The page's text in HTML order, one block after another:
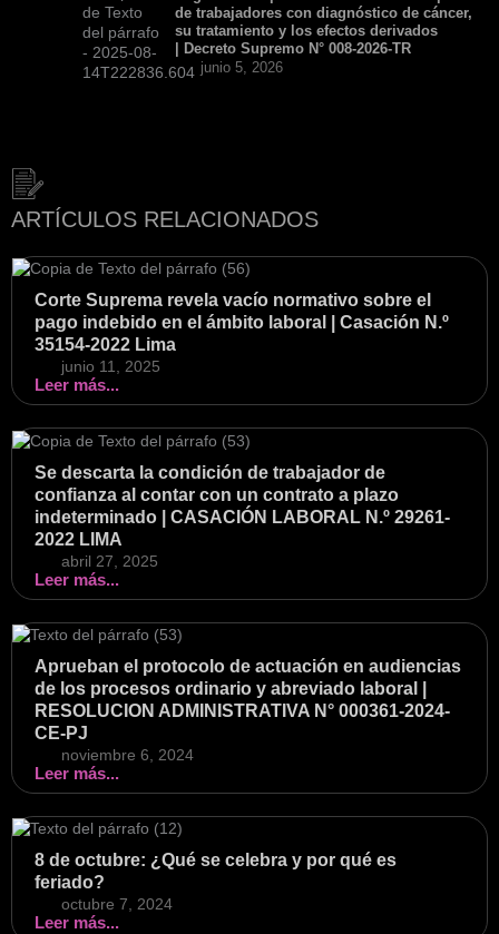
de trabajadores con diagnóstico de cáncer,
su tratamiento y los efectos derivados
| Decreto Supremo N° 008-2026-TR
junio 5, 2026
ARTÍCULOS RELACIONADOS
Corte Suprema revela vacío normativo sobre el
pago indebido en el ámbito laboral | Casación N.º
35154-2022 Lima
junio 11, 2025
Leer más...
Se descarta la condición de trabajador de
confianza al contar con un contrato a plazo
indeterminado | CASACIÓN LABORAL N.º 29261-
2022 LIMA
abril 27, 2025
Leer más...
Aprueban el protocolo de actuación en audiencias
de los procesos ordinario y abreviado laboral |
RESOLUCION ADMINISTRATIVA N° 000361-2024-
CE-PJ
noviembre 6, 2024
Leer más...
8 de octubre: ¿Qué se celebra y por qué es
feriado?
octubre 7, 2024
Leer más...